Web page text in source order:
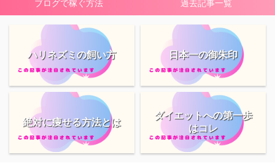
ブログで稼ぐ方法 過去記事一覧
ハリネズミの飼い方 日本一の御朱印
絶対に痩せる方法とは
ダイエットへの第一歩
はコレ